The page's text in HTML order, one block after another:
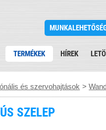
TERMÉKEK HÍREK
és szervohajtások >
SZELEP